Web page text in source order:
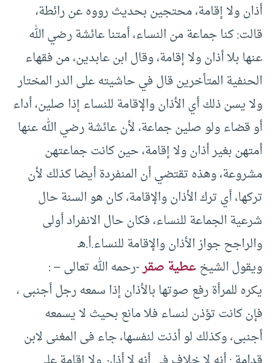
أذان ولا إقامة، محتجين بحديث رووه عن رائطة،
قالت: كنا جماعة من النساء، أمتنا عائشة رضي الله
عنها بلا أذان ولا إقامة، وقال ابن عابدين، من فقهاء
الحنفية المتأخرين قال في حاشيته على الدر المختار
ولا يسن ذلك أي الأذان والإقامة للنساء إذا صلين، أداء
أو قضاء ولو صلين جماعة، لأن عائشة رضي الله عنها
أمتهن بغير أذان ولا إقامة، حين كانت جماعتهن
مشروعة، وهذه تقتضي أن المنفردة أيضا كذلك لأن
تركها، أي ترك الأذان والإقامة، كان هو السنة حال
شرعية الجماعة للنساء، فكان حال الانفراد أولى
والراجح جواز الأذان والإقامة للنساء.أ.هـ
ويقول الشيخعطية صقر-رحمه الله تعالى – :
يكره للمرأة رفع صوتها بالأذان إذا سمعه رجل أجنبى ،
فإن كانت تؤذن لنساء فلا مانع بحيث لا يسمعه
أجنبى، وكذلك لو أذنت لنفسها، جاء فى المغنى لابن